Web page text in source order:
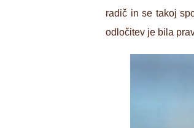
radič in se takoj
odločitev je bila